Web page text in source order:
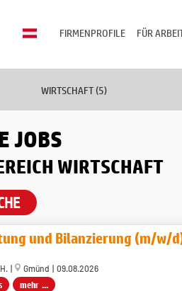
FÜR
FIRMENPROFILE
WIRTSCHAFT (5)
JOBS
WIRTSCHAFT
und Bilanzierung (m/w/
| Gmünd | 09.08.2026
mehr ...